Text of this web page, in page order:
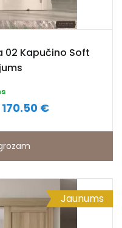
02 Kapučino Soft
170.50 €
Jaunums